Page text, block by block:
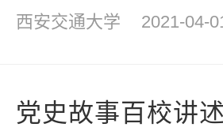
西安交通大学 2021-04-
党史故事百校讲